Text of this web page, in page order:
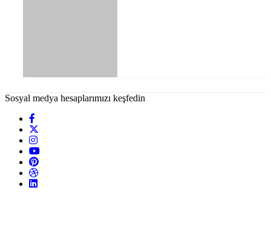
Sosyal medya hesaplarımızı keşfedin